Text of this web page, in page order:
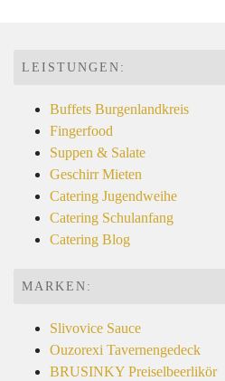
LEISTUNGEN:
Buffets Burgenlandkreis
Fingerfood
Suppen & Salate
Geschirr Mieten
Catering Jugendweihe
Catering Schulanfang
Catering Blog
MARKEN:
Slivovice Sauce
Ouzorexi Tavernengedeck
BRUSINKY Preiselbeerlikör